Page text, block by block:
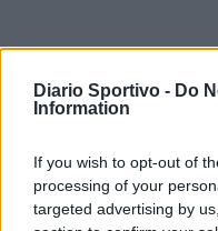
Diario Sportivo - Do
Information
If you wish to opt-out of
processing of your
targeted advertising by
PIÙ LETTI OGGI
Il
Monte
5 Ago 2026